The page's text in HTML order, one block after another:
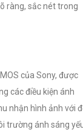
ràng, sắc nét trong
của Sony, được
các điều kiện ánh
nhận hình ảnh với
trường ánh sáng